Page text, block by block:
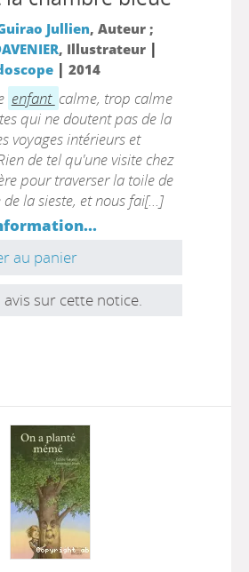
Jullien, Auteur ;
, Illustrateur |
| 2014
enfant calme, trop calme
qui ne doutent pas de la
voyages intérieurs et
de tel qu'une visite chez
pour traverser la toile de
de la sieste, et nous fai[...]
au panier
avis sur cette notice.